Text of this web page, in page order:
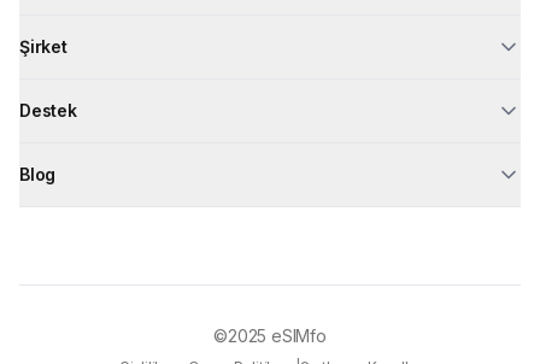
Şirket
Destek
Blog
©2025 eSIMfo